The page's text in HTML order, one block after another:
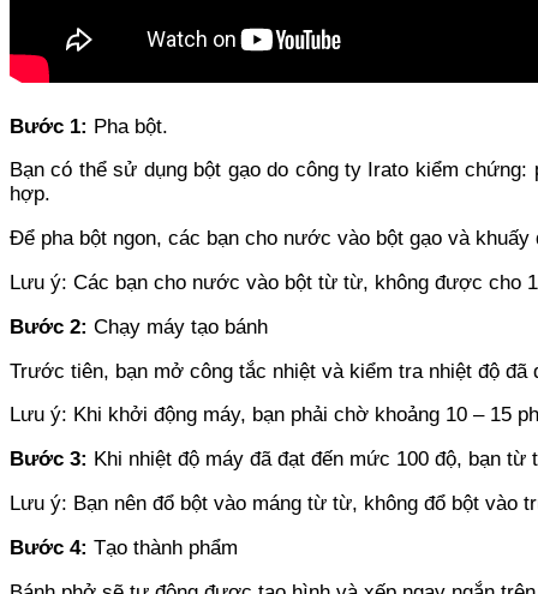
Bước 1: Pha bột.
Bạn có thể sử dụng bột gạo do công ty Irato kiểm
hợp.
Để pha bột ngon, các bạn cho nước vào bột gạo và khuấy
Lưu ý: Các bạn cho nước vào bột từ từ, không được cho
Bước 2: Chạy máy tạo bánh
Trước tiên, bạn mở công tắc nhiệt và kiểm tra nhiệt độ
Lưu ý: Khi khởi động máy, bạn phải chờ khoảng 10 – 15
Bước 3: Khi nhiệt độ máy đã đạt đến mức 100 độ, bạn
Lưu ý: Bạn nên đổ bột vào máng từ từ, không đổ bột vào
Bước 4: Tạo thành phẩm